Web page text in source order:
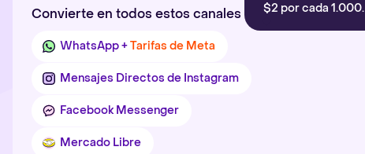
Convierte en todos estos canales
$2 por cada 1.000.
WhatsApp +Tarifas de Meta
Mensajes Directos de Instagram
Facebook Messenger
Mercado Libre